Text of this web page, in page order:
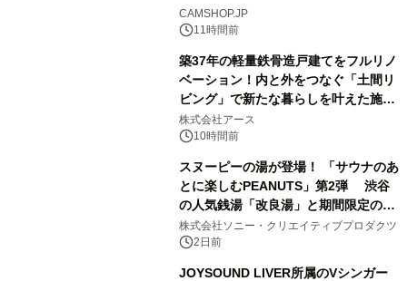
CAMSHOP.JP
11時間前
築37年の軽量鉄骨造戸建てをフルリノ
ベーション！内と外をつなぐ「土間リ
ビング」で新たな暮らしを叶えた施工
事例を株式会社アースが公開
株式会社アース
10時間前
スヌーピーの湯が登場！ 「サウナのあ
とに楽しむPEANUTS」第2弾 渋谷
の人気銭湯「改良湯」と期間限定のコ
ラボレーション サウナイキタイコラ
ボグッズも発売決定！
株式会社ソニー・クリエイティブプロダクツ
2日前
JOYSOUND LIVER所属のVシンガー